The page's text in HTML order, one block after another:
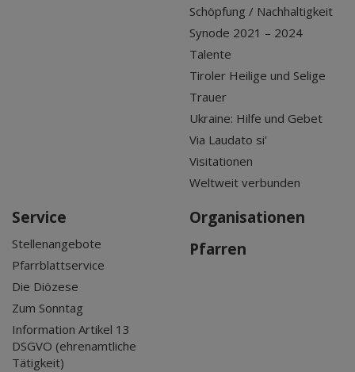
Schöpfung / Nachhaltigkeit
Synode 2021 – 2024
Talente
Tiroler Heilige und Selige
Trauer
Ukraine: Hilfe und Gebet
Via Laudato si'
Visitationen
Weltweit verbunden
Service
Stellenangebote
Pfarrblattservice
Die Diözese
Zum Sonntag
Information Artikel 13
DSGVO (ehrenamtliche
Tätigkeit)
Organisationen
Pfarren